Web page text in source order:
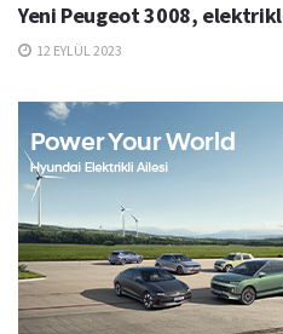
Yeni Peugeot 3008,
12 EYLÜL 2023